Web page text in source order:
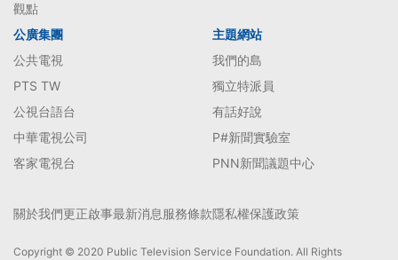
觀點
公廣集團
公共電視
PTS TW
公視台語台
中華電視公司
客家電視台
主題網站
我們的島
獨立特派員
有話好說
P#新聞實驗室
PNN新聞議題中心
關於我們更正啟事最新消息服務條款隱私權保護政策
Copyright © 2020 Public Television Service Foundation. All Rights